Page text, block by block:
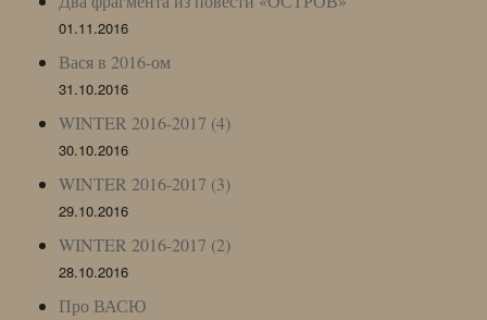
01.11.2016
Вася в 2016-ом
31.10.2016
WINTER 2016-2017 (4)
30.10.2016
WINTER 2016-2017 (3)
29.10.2016
WINTER 2016-2017 (2)
28.10.2016
Про ВАСЮ